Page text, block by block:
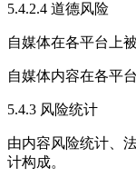
5.4.2.4 道德风险
自媒体在各平台上
自媒体内容在各平
5.4.3 风险统计
由内容风险统计、
计构成。